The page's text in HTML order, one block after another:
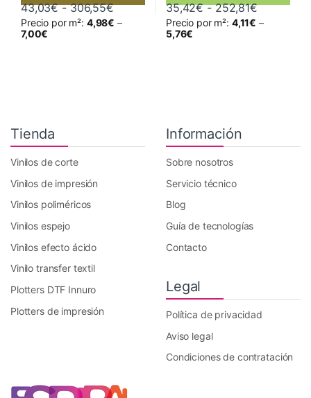
43,03€ - 306,55€Rango de precios: desde 43,03€
Precio por m²: 4,98€ –
7,00€
Este producto tiene múltiples variantes. Las opciones se
35,42€ - 252,81€Rango de
Precio por m²: 4,11€ –
5,76€
Este producto tiene múltiples
Tienda
Vinilos de corte
Vinilos de impresión
Vinilos poliméricos
Vinilos espejo
Vinilos efecto ácido
Vinilo transfer textil
Plotters DTF Innuro
Plotters de impresión
Información
Sobre nosotros
Servicio técnico
Blog
Guía de tecnologías
Contacto
Legal
Política de privacidad
Aviso legal
Condiciones de contratación